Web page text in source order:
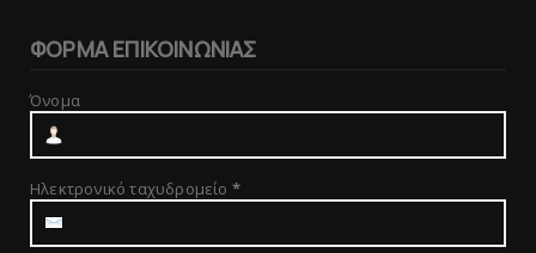
ΦΟΡΜΑ ΕΠΙΚΟΙΝΩΝΙΑΣ
Όνομα
Ηλεκτρονικό ταχυδρομείο *